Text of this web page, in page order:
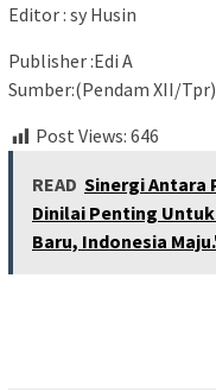
Editor : sy Husin
Publisher :Edi A
Sumber:(Pendam XII/Tpr)
Post Views: 646
READ Sinergi Antara
Dinilai Penting
Baru, Indonesia